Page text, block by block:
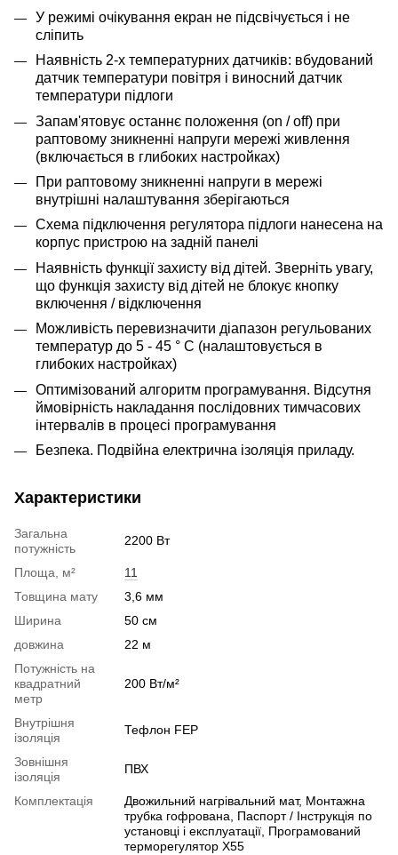
У режимі очікування екран не підсвічується і не
сліпить
Наявність 2-х температурних датчиків: вбудований
датчик температури повітря і виносний датчик
температури підлоги
Запам'ятовує останнє положення (on / off) при
раптовому зникненні напруги мережі живлення
(включається в глибоких настройках)
При раптовому зникненні напруги в мережі
внутрішні налаштування зберігаються
Схема підключення регулятора підлоги нанесена на
корпус пристрою на задній панелі
Наявність функції захисту від дітей. Зверніть увагу,
що функція захисту від дітей не блокує кнопку
включення / відключення
Можливість перевизначити діапазон регульованих
температур до 5 - 45 ° С (налаштовується в
глибоких настройках)
Оптимізований алгоритм програмування. Відсутня
ймовірність накладання послідовних тимчасових
інтервалів в процесі програмування
Безпека. Подвійна електрична ізоляція приладу.
Характеристики
Загальна
потужність
2200 Вт
Площа, м²
11
Товщина мату
3,6 мм
Ширина
50 см
довжина
22 м
Потужність на
квадратний
метр
200 Вт/м²
Внутрішня
ізоляція
Тефлон FEP
Зовнішня
ізоляція
ПВХ
Комплектація
Двожильний нагрівальний мат, Монтажна
трубка гофрована, Паспорт / Інструкція по
установці і експлуатації, Програмований
терморегулятор X55